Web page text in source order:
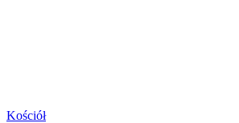
Kościół